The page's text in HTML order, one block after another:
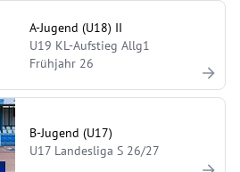
A-Jugend (U18) II
U19 KL-Aufstieg Allg1
Frühjahr 26
B-Jugend (U17)
U17 Landesliga S 26/27